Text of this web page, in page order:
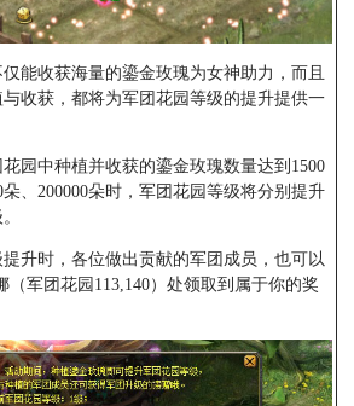
能收获海量的鎏金玫瑰为女神助力，而且
收获，都将为军团花园等级的提升提供一
园中种植并收获的鎏金玫瑰数量达到1500
朵、200000朵时，军团花园等级将分别提升
升时，各位做出贡献的军团成员，也可以
（军团花园113,140）处领取到属于你的奖